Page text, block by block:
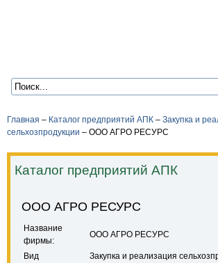
Главная – Каталог предприятий АПК – Закупка и
сельхозпродукции – ООО АГРО РЕСУРС
Каталог предприятий АПК
ООО АГРО РЕСУРС
Название
фирмы:
ООО АГРО РЕСУРС
Вид
Закупка и реализация